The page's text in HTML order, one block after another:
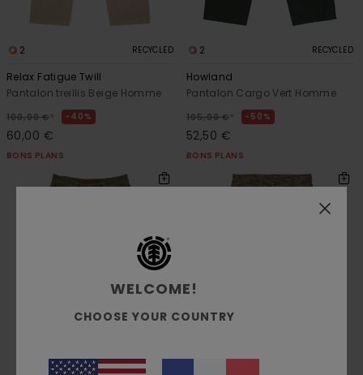
2 RECYCLED
Relax Fatigue Twill
Pantalon treillis Beige Homme
100,00 € 40%
60,00 €
BONS PLANS
2 RECYCLED
Howland
Pantalon Cargo Vert Homme
105,00 € 50%
52,50 €
BONS PLANS
WELCOME!
CHOOSE YOUR COUNTRY